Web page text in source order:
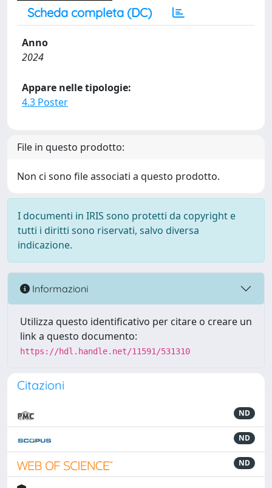
Scheda completa (DC)
Anno
2024
Appare nelle tipologie:
4.3 Poster
File in questo prodotto:
Non ci sono file associati a questo prodotto.
I documenti in IRIS sono protetti da copyright e
tutti i diritti sono riservati, salvo diversa
indicazione.
Informazioni
Utilizza questo identificativo per citare o creare un
link a questo documento:
https://hdl.handle.net/11591/531310
Citazioni
ND
ND
ND